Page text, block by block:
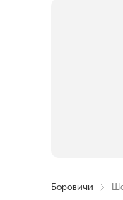
Боровичи